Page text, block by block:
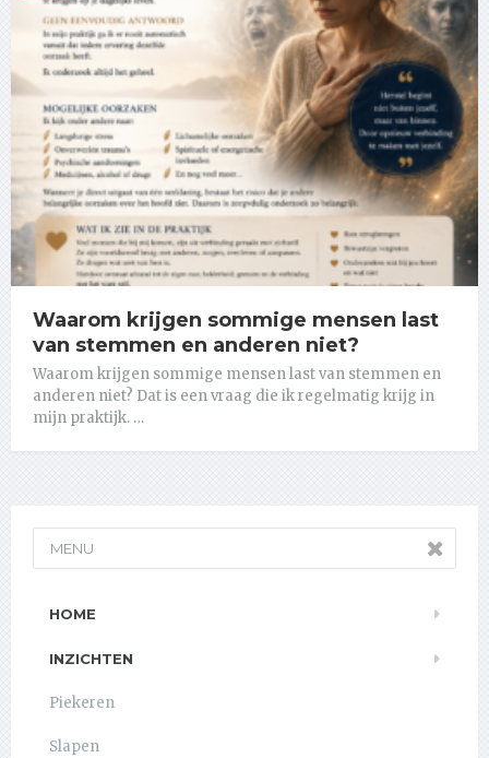
Waarom krijgen sommige mensen last
van stemmen en anderen niet?
Waarom krijgen sommige mensen last van stemmen en
anderen niet? Dat is een vraag die ik regelmatig krijg in
mijn praktijk. …
MENU
HOME
INZICHTEN
Piekeren
Slapen